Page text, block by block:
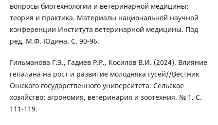
вопросы биотехнологии и ветеринарной медицины:
теория и практика. Материалы национальной научной
конференции Института ветеринарной медицины. Под
ред. М.Ф. Юдина. С. 90-96.
Гильманова Г.Э., Гадиев Р.Р., Косилов В.И. (2024). Влияние
гепалана на рост и развитие молодняка гусей//Вестник
Ошского государственного университета. Сельское
хозяйство: агрономия, ветеринария и зоотехния. № 1. С.
111-119.